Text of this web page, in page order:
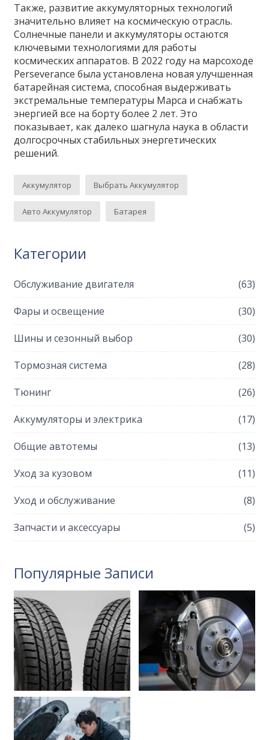
Также, развитие аккумуляторных технологий
значительно влияет на космическую отрасль.
Солнечные панели и аккумуляторы остаются
ключевыми технологиями для работы
космических аппаратов. В 2022 году на марсоходе
Perseverance была установлена новая улучшенная
батарейная система, способная выдерживать
экстремальные температуры Марса и снабжать
энергией все на борту более 2 лет. Это
показывает, как далеко шагнула наука в области
долгосрочных стабильных энергетических
решений.
Аккумулятор Выбрать Аккумулятор
Авто Аккумулятор Батарея
Категории
Обслуживание двигателя (63)
Фары и освещение (30)
Шины и сезонный выбор (30)
Тормозная система (28)
Тюнинг (26)
Аккумуляторы и электрика (17)
Общие автотемы (13)
Уход за кузовом (11)
Уход и обслуживание (8)
Запчасти и аксессуары (5)
Популярные Записи